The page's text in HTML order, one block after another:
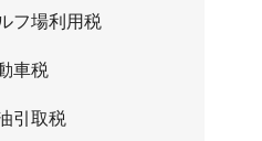
フ場利用税
車税
引取税